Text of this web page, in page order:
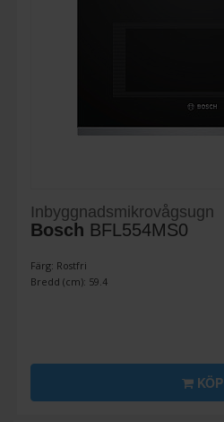
Inbyggnadsmikrovågsugn
Bosch BFL554MS0
Färg: Rostfri
Bredd (cm): 59.4
KÖP